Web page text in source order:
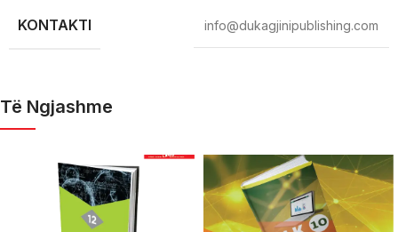
KONTAKTI info@dukagjinipublishing.com
Të Ngjashme